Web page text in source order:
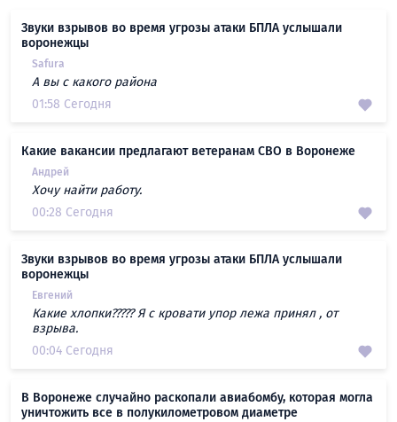
Звуки взрывов во время угрозы атаки БПЛА услышали
воронежцы
Safura
А вы с какого района
01:58 Сегодня
Какие вакансии предлагают ветеранам СВО в Воронеже
Андрей
Хочу найти работу.
00:28 Сегодня
Звуки взрывов во время угрозы атаки БПЛА услышали
воронежцы
Евгений
Какие хлопки????? Я с кровати упор лежа принял , от
взрыва.
00:04 Сегодня
В Воронеже случайно раскопали авиабомбу, которая могла
уничтожить все в полукилометровом диаметре